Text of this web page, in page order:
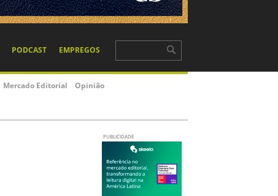
PODCAST EMPREGOS
Mercado Editorial Opinião
PUBLICIDADE